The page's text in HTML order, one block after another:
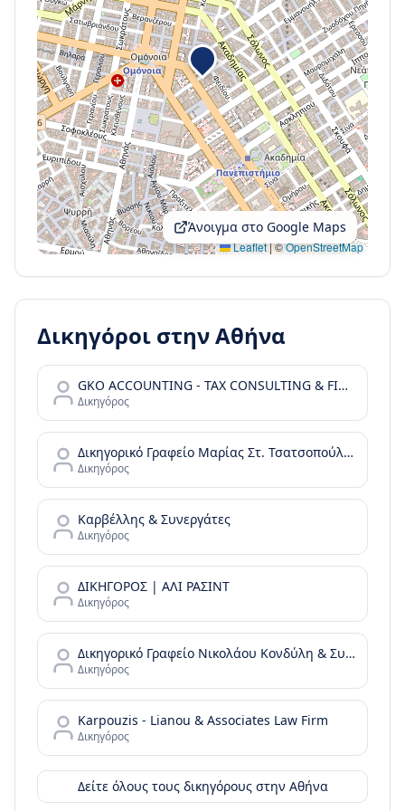
Leaflet|©OpenStreetMap
Άνοιγμα στο Google Maps
Δικηγόροι στηνΑθήνα
GKO ACCOUNTING - TAX CONSULTING & FINANCIAL SERVICES
Δικηγόρος
Δικηγορικό Γραφείο Μαρίας Στ. Τσατσοπούλου LAW it/Maria Tsatsopoulou Law office
Δικηγόρος
Καρβέλλης & Συνεργάτες
Δικηγόρος
ΔΙΚΗΓΟΡΟΣ | ΑΛΙ ΡΑΣΙΝΤ
Δικηγόρος
Δικηγορικό Γραφείο Νικολάου Κονδύλη & Συνεργατών - N. Kondylis & Partners Law Office
Δικηγόρος
Karpouzis - Lianou & Associates Law Firm
Δικηγόρος
Δείτε όλους τους δικηγόρους στην Αθήνα